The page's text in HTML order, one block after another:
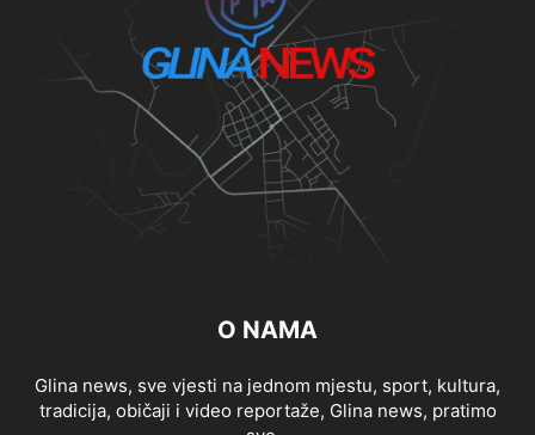
O NAMA
Glina news, sve vjesti na jednom mjestu, sport, kultura,
tradicija, običaji i video reportaže, Glina news, pratimo